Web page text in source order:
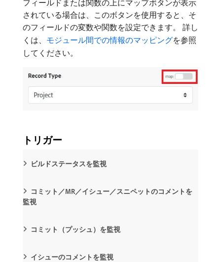
フィールドまたは関数の上にマップボタンが表示
されている場合は、このボタンを使用すると、そ
のフィールドの変数や関数を設定できます。 詳し
くは、 モジュール間での情報のマッピングを参照
してください。
トリガー
ビルドステータスを監視
コミット／MR／イシュー／スニペットのコメントを
監視
コミット（プッシュ）を監視
イシューのコメントを監視